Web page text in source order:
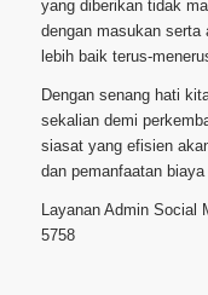
yang diberikan tidak
dengan masukan serta
lebih baik terus-
Dengan senang hati
sekalian demi
siasat yang efisien
dan pemanfaatan
Layanan Admin Social
5758